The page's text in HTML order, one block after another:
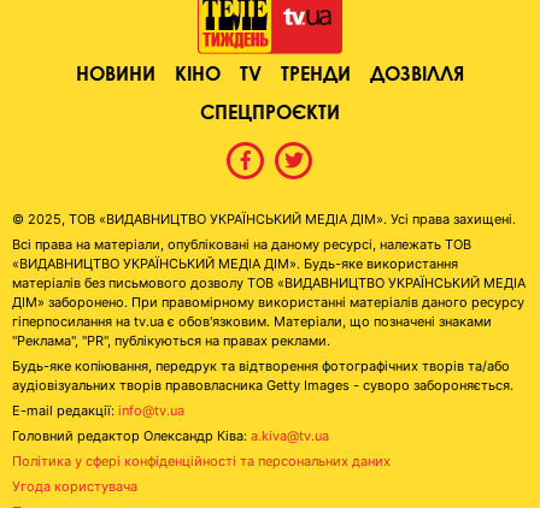
НОВИНИ КІНО TV ТРЕНДИ
ДОЗВІЛЛЯ
СПЕЦПРОЄКТИ
© 2025, ТОВ «ВИДАВНИЦТВО УКРАЇНСЬКИЙ МЕДІА ДІМ». Усі права захищені.
Всі права на матеріали, опубліковані на даному ресурсі, належать ТОВ
«ВИДАВНИЦТВО УКРАЇНСЬКИЙ МЕДІА ДІМ». Будь-яке використання
матеріалів без письмового дозволу ТОВ «ВИДАВНИЦТВО УКРАЇНСЬКИЙ МЕДІА
ДІМ» заборонено. При правомірному використанні матеріалів даного ресурсу
гіперпосилання на tv.ua є обов'язковим. Матеріали, що позначені знаками
"Реклама", "PR", публікуються на правах реклами.
Будь-яке копіювання, передрук та відтворення фотографічних творів та/або
аудіовізуальних творів правовласника Getty Images - суворо забороняється.
E-mail редакції: info@tv.ua
Головний редактор Олександр Ківа: a.kiva@tv.ua
Політика у сфері конфіденційності та персональних даних
Угода користувача